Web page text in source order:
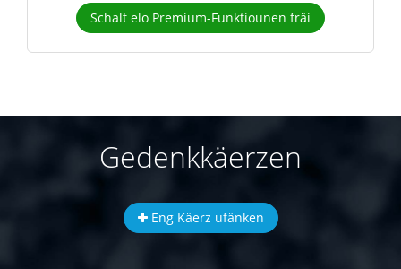
Schalt elo Premium-Funktiounen fräi
Gedenkkäerzen
Eng Käerz ufänken